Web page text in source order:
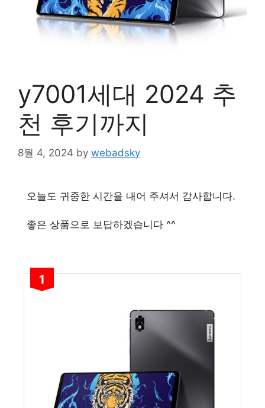
y7001세대 2024 추
천 후기까지
8월 4, 2024 by webadsky
오늘도 귀중한 시간을 내어 주셔서 감사합니다.
좋은 상품으로 보답하겠습니다 ^^
1